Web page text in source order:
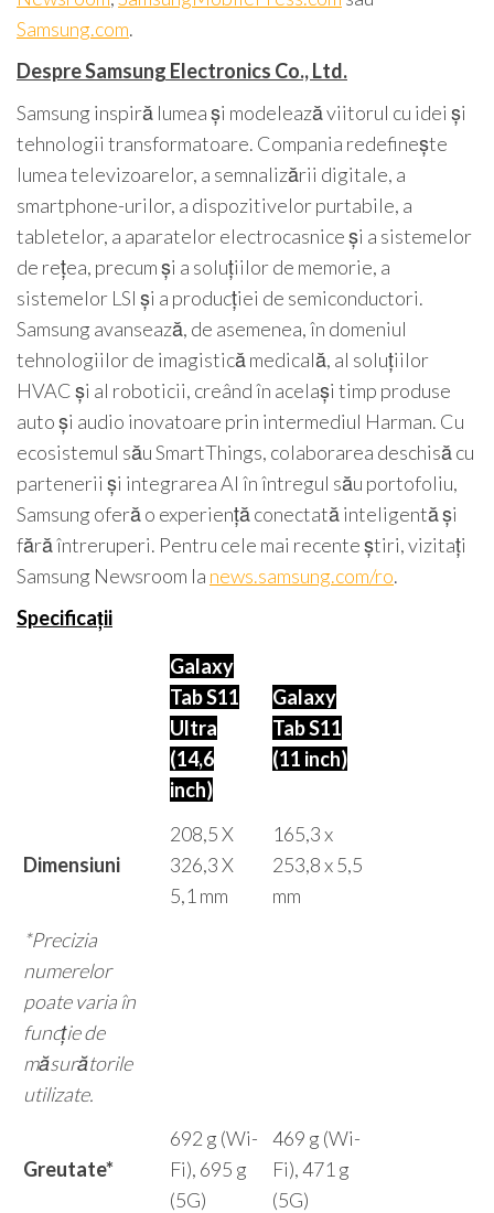
Samsung.com.
Despre Samsung Electronics Co., Ltd.
Samsung inspiră lumea și modelează viitorul cu idei și
tehnologii transformatoare. Compania redefinește
lumea televizoarelor, a semnalizării digitale, a
smartphone-urilor, a dispozitivelor purtabile, a
tabletelor, a aparatelor electrocasnice și a sistemelor
de rețea, precum și a soluțiilor de memorie, a
sistemelor LSI și a producției de semiconductori.
Samsung avansează, de asemenea, în domeniul
tehnologiilor de imagistică medicală, al soluțiilor
HVAC și al roboticii, creând în același timp produse
auto și audio inovatoare prin intermediul Harman. Cu
ecosistemul său SmartThings, colaborarea deschisă cu
partenerii și integrarea AI în întregul său portofoliu,
Samsung oferă o experiență conectată inteligentă și
fără întreruperi. Pentru cele mai recente știri, vizitați
Samsung Newsroom la news.samsung.com/ro.
Specificații
Galaxy
Tab S11
Ultra
(14,6
inch)
Galaxy
Tab S11
(11 inch)
Dimensiuni
208,5 X
326,3 X
5,1 mm
165,3 x
253,8 x 5,5
mm
*Precizia
numerelor
poate varia în
funcție de
măsurătorile
utilizate.
Greutate*
692 g (Wi-
Fi), 695 g
(5G)
469 g (Wi-
Fi), 471 g
(5G)